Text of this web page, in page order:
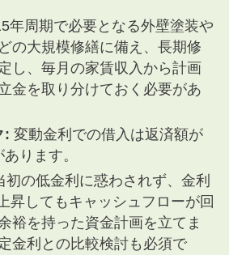
年周期で必要となる外壁塗装や
の大規模修繕に備え、長期修
し、毎月の家賃収入から計画
金を取り分けておく必要があ
: 変動金利での借入は返済額が
ります。
初の低金利に惑わされず、金利
昇してもキャッシュフローが回
裕を持った資金計画を立てま
金利との比較検討も必須で